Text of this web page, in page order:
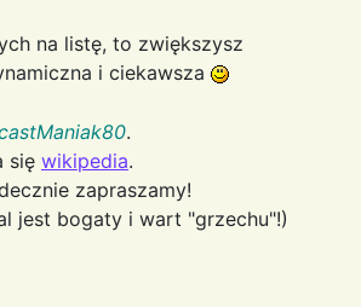
na listę, to zwiększysz
i ciekawsza
.
się wikipedia.
zapraszamy!
jest bogaty i wart "grzechu"!)